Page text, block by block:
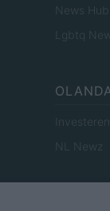
News
Lgbtq
NL Newz